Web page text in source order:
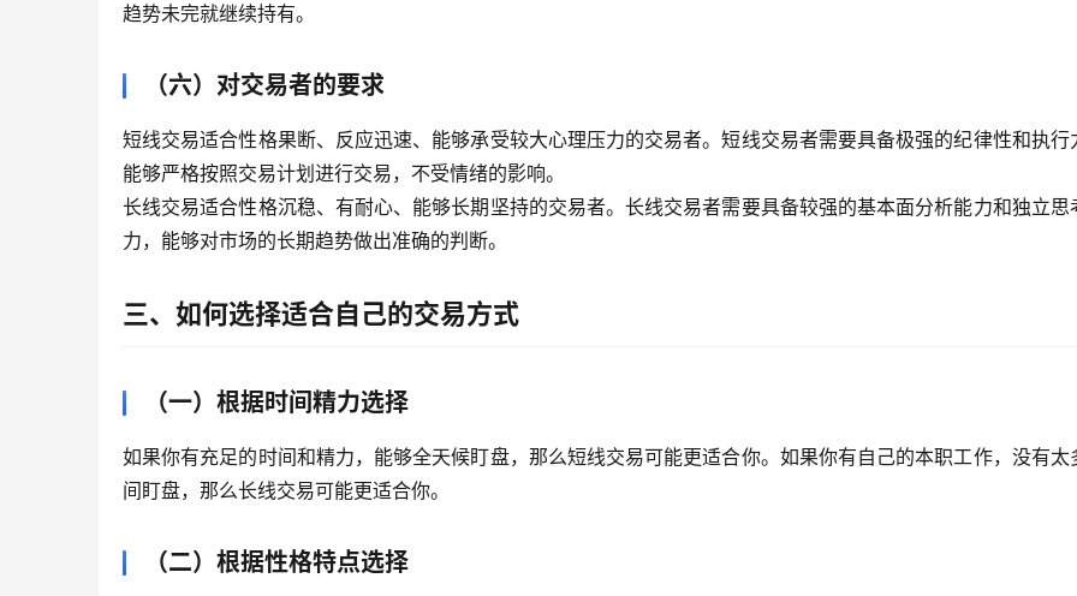
趋势未完就继续持有。
（六）对交易者的要求
短线交易适合性格果断、反应迅速、能够承受较大心理压力的交易者。短线交易者需要具备极强的纪律性和执行
能够严格按照交易计划进行交易，不受情绪的影响。
长线交易适合性格沉稳、有耐心、能够长期坚持的交易者。长线交易者需要具备较强的基本面分析能力和独立思
力，能够对市场的长期趋势做出准确的判断。
三、如何选择适合自己的交易方式
（一）根据时间精力选择
如果你有充足的时间和精力，能够全天候盯盘，那么短线交易可能更适合你。如果你有自己的本职工作，没有太
间盯盘，那么长线交易可能更适合你。
（二）根据性格特点选择